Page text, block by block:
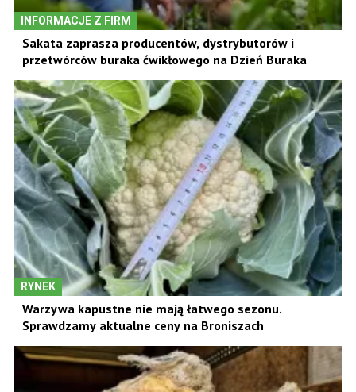
INFORMACJE Z FIRM
Sakata zaprasza producentów, dystrybutorów i
przetwórców buraka ćwikłowego na Dzień Buraka
RYNEK
Warzywa kapustne nie mają łatwego sezonu.
Sprawdzamy aktualne ceny na Broniszach